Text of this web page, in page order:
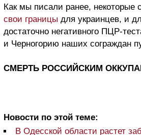
Как мы писали ранее, некоторые
свои границы для украинцев, и
достаточно негативного ПЦР-
и Черногорию наших сограждан
СМЕРТЬ РОССИЙСКИМ
Новости по этой теме:
В Одесской области растет